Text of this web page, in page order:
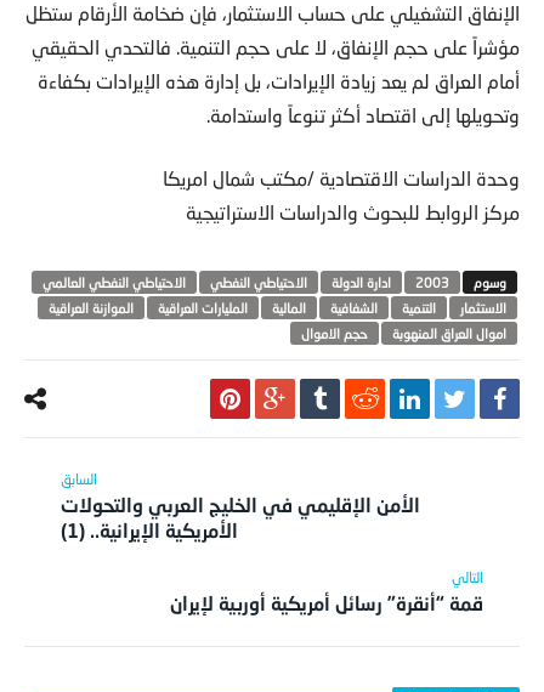
الإنفاق التشغيلي على حساب الاستثمار، فإن ضخامة الأرقام ستظل
مؤشراً على حجم الإنفاق، لا على حجم التنمية. فالتحدي الحقيقي
أمام العراق لم يعد زيادة الإيرادات، بل إدارة هذه الإيرادات بكفاءة
وتحويلها إلى اقتصاد أكثر تنوعاً واستدامة.
وحدة الدراسات الاقتصادية /مكتب شمال امريكا
مركز الروابط للبحوث والدراسات الاستراتيجية
2003 ادارة الدولة الاحتياطي النفطي
الاحتياطي النفطي العالمي
الاستثمار
التنمية الشفافية المالية المليارات العراقية
الموازنة العراقية
اموال العراق المنهوبة
حجم الاموال
الأمن الإقليمي في الخليج العربي والتحولات
الأمريكية الإيرانية.. (1)
قمة “أنقرة” رسائل أمريكية أوربية لإيران